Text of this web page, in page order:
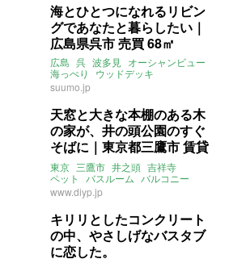
海とひとつになれるリビン
グであなたと暮らしたい｜
広島県呉市 売買 68㎡
広島 呉 波多見
オーシャンビュー
海っぺり
ウッドデッキ
バスルーム
suumo.jp
天窓と大きな本棚のある木
の家が、井の頭公園のすぐ
そばに｜東京都三鷹市 賃貸
164㎡
東京 三鷹市 井之頭 吉祥寺
ペット
バスルーム バルコニー
キッチン 本棚
www.diyp.jp
キリリとしたコンクリート
の中、やさしげなバスタブ
に恋した。